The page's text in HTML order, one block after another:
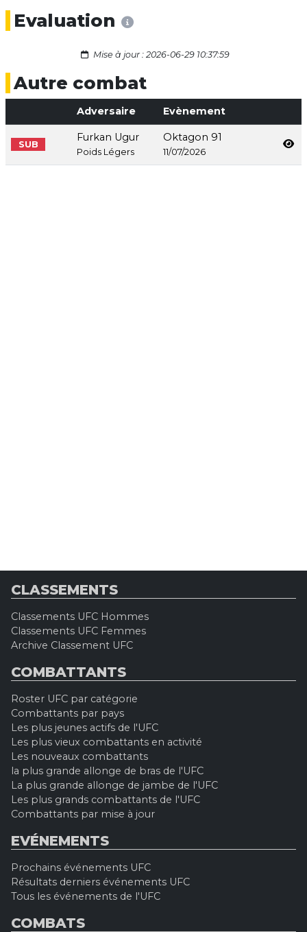
Evaluation
Mise à jour : 2026-06-29 10:37:59
Autre combat
Adversaire Evènement
SUB
Furkan Ugur
Poids Légers
Oktagon 91
11/07/2026
CLASSEMENTS
Classements UFC Hommes
Classements UFC Femmes
Archive Classement UFC
COMBATTANTS
Roster UFC par catégorie
Combattants par pays
Les plus jeunes actifs de l'UFC
Les plus vieux combattants en activité
Les nouveaux combattants
la plus grande allonge de bras de l'UFC
La plus grande allonge de jambe de l'UFC
Les plus grands combattants de l'UFC
Combattants par mise à jour
EVÉNEMENTS
Prochains événements UFC
Résultats derniers événements UFC
Tous les événements de l'UFC
COMBATS